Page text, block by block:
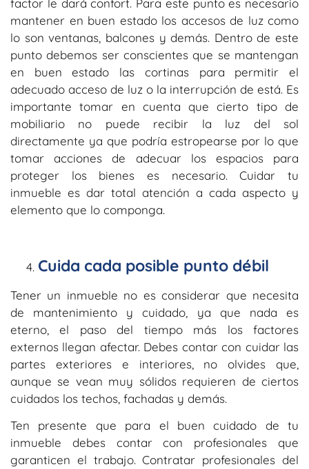
factor le dará confort. Para este punto es necesario
mantener en buen estado los accesos de luz como
lo son ventanas, balcones y demás. Dentro de este
punto debemos ser conscientes que se mantengan
en buen estado las cortinas para permitir el
adecuado acceso de luz o la interrupción de está. Es
importante tomar en cuenta que cierto tipo de
mobiliario no puede recibir la luz del sol
directamente ya que podría estropearse por lo que
tomar acciones de adecuar los espacios para
proteger los bienes es necesario. Cuidar tu
inmueble es dar total atención a cada aspecto y
elemento que lo componga.
Cuida cada posible punto débil
Tener un inmueble no es considerar que necesita
de mantenimiento y cuidado, ya que nada es
eterno, el paso del tiempo más los factores
externos llegan afectar. Debes contar con cuidar las
partes exteriores e interiores, no olvides que,
aunque se vean muy sólidos requieren de ciertos
cuidados los techos, fachadas y demás.
Ten presente que para el buen cuidado de tu
inmueble debes contar con profesionales que
garanticen el trabajo. Contratar profesionales del